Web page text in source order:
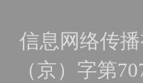
信息网络传
（京）字第